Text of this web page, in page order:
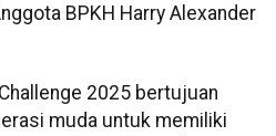
BPKH Harry Alexander
2025 bertujuan
muda untuk memiliki